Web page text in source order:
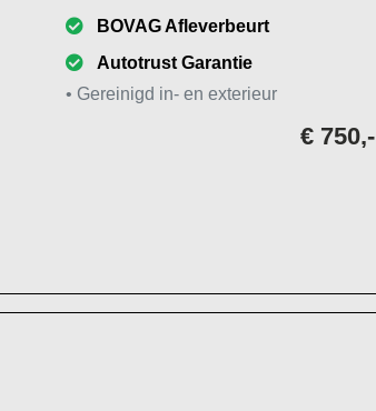
BOVAG Afleverbeurt
Autotrust Garantie
• Gereinigd in- en exterieur
€ 750,-